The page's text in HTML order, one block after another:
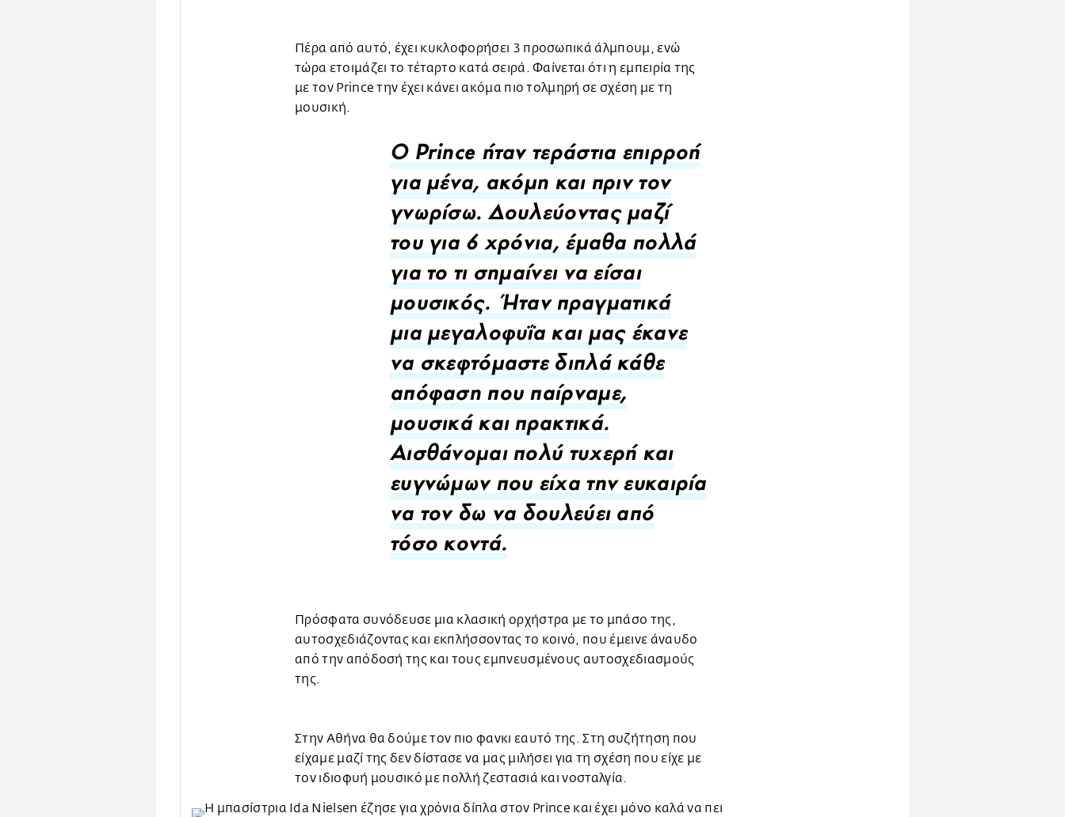
Πέρα από αυτό, έχει κυκλοφορήσει 3 προσωπικά άλμπουμ, ενώ
τώρα ετοιμάζει το τέταρτο κατά σειρά. Φαίνεται ότι η εμπειρία της
με τον Prince την έχει κάνει ακόμα πιο τολμηρή σε σχέση με τη
μουσική.
Ο Prince ήταν τεράστια επιρροή
για μένα, ακόμη και πριν τον
γνωρίσω. Δουλεύοντας μαζί
του για 6 χρόνια, έμαθα πολλά
για το τι σημαίνει να είσαι
μουσικός. Ήταν πραγματικά
μια μεγαλοφυΐα και μας έκανε
να σκεφτόμαστε διπλά κάθε
απόφαση που παίρναμε,
μουσικά και πρακτικά.
Αισθάνομαι πολύ τυχερή και
ευγνώμων που είχα την ευκαιρία
να τον δω να δουλεύει από
τόσο κοντά.
Πρόσφατα συνόδευσε μια κλασική ορχήστρα με το μπάσο της,
αυτοσχεδιάζοντας και εκπλήσσοντας το κοινό, που έμεινε άναυδο
από την απόδοσή της και τους εμπνευσμένους αυτοσχεδιασμούς
της.
Στην Αθήνα θα δούμε τον πιο φανκι εαυτό της. Στη συζήτηση που
είχαμε μαζί της δεν δίστασε να μας μιλήσει για τη σχέση που είχε με
τον ιδιοφυή μουσικό με πολλή ζεστασιά και νοσταλγία.